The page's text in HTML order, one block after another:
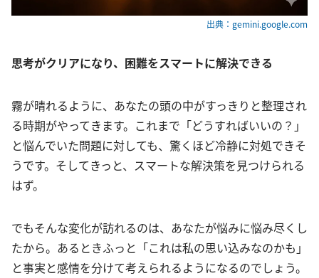
出典：gemini.google.com
思考がクリアになり、困難をスマートに解決できる
霧が晴れるように、あなたの頭の中がすっきりと整理され
る時期がやってきます。これまで「どうすればいいの？」
と悩んでいた問題に対しても、驚くほど冷静に対処できそ
うです。そしてきっと、スマートな解決策を見つけられる
はず。
でもそんな変化が訪れるのは、あなたが悩みに悩み尽くし
たから。あるときふっと「これは私の思い込みなのかも」
と事実と感情を分けて考えられるようになるのでしょう。